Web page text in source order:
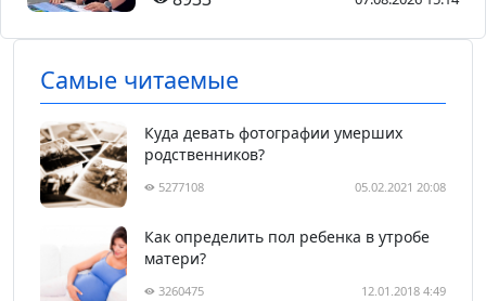
Самые читаемые
Куда девать фотографии умерших
родственников?
5277108 05.02.2021 20:08
Как определить пол ребенка в утробе
матери?
3260475 12.01.2018 4:49